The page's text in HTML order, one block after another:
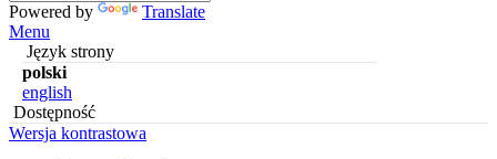
Powered by
Translate
Menu
Język strony
polski
english
Dostępność
Wersja kontrastowa